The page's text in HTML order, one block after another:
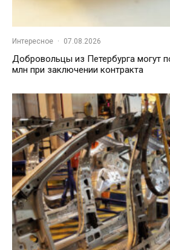
Интересное · 07.08.2026
Добровольцы из Петербурга могут
млн при заключении контракта